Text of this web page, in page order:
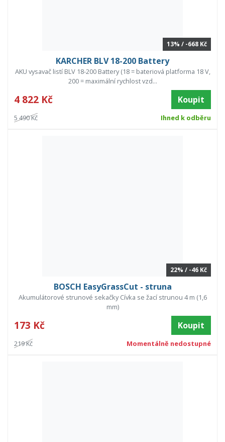
13% / -668 Kč
KARCHER BLV 18-200 Battery
AKU vysavač listí BLV 18-200 Battery (18 = bateriová platforma 18 V,
200 = maximální rychlost vzd...
4 822 Kč Koupit
5 490 Kč Ihned k odběru
22% / -46 Kč
BOSCH EasyGrassCut - struna
Akumulátorové strunové sekačky Cívka se žací strunou 4 m (1,6
mm)
173 Kč Koupit
219 Kč Momentálně nedostupné